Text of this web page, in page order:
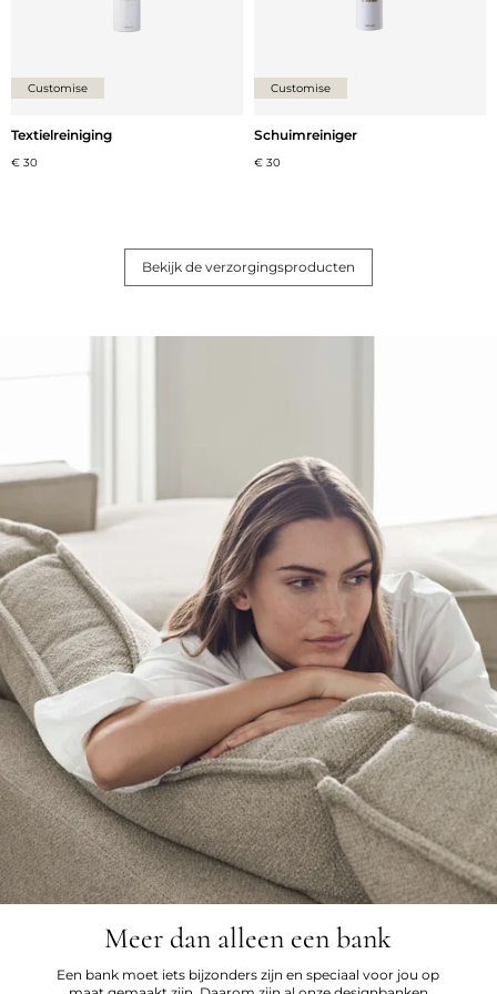
Customise
Textielreiniging
€ 30
Customise
Schuimreiniger
€ 30
Bekijk de verzorgingsproducten
Meer dan alleen een bank
Een bank moet iets bijzonders zijn en speciaal voor jou op